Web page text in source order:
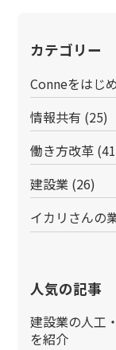
カテゴリー
Conneをはじ
情報共有 (25)
働き方改革
建設業 (26)
イカリさんの
人気の記事
建設業の人工
を紹介